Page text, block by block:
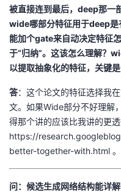
被直接连到最后，deep那一
wide哪部分特征用于deep是
能加个gate来自动决定特征
于“归纳”。这该怎么理解？
以提取抽象化的特征，关键是
答：这个论文的特征选择我
文。如果Wide部分不好理解
得那个讲的应该比我讲的更
https://
better-together-with.html 。
问：候选生成网络结构能详解